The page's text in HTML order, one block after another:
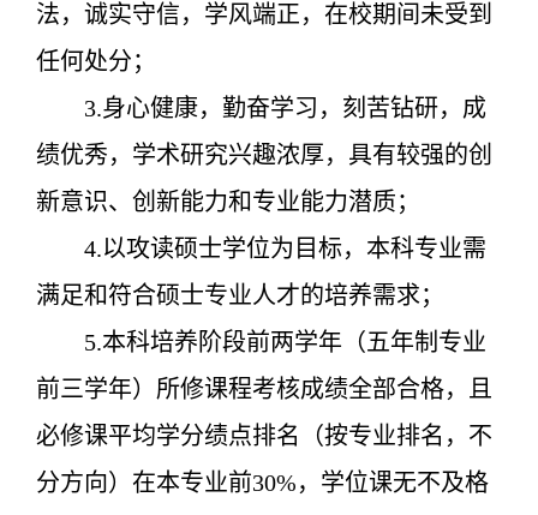
法，诚实守信，学风端正，在校期间未受到
任何处分；
3.身心健康，勤奋学习，刻苦钻研，成
绩优秀，学术研究兴趣浓厚，具有较强的创
新意识、创新能力和专业能力潜质；
4.以攻读硕士学位为目标，本科专业需
满足和符合硕士专业人才的培养需求；
5.本科培养阶段前两学年（五年制专业
前三学年）所修课程考核成绩全部合格，且
必修课平均学分绩点排名（按专业排名，不
分方向）在本专业前30%，学位课无不及格